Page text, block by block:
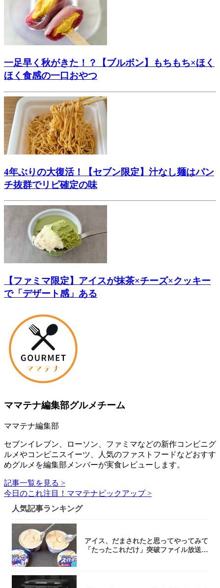
一足早く秋がきた！？【ブルボン】もちもち×ほく
ほく食感の一口おやつ
4年ぶりの大復活！【セブン限定】汁なし麺はパン
チ抜群でリピ確定の味
【ファミマ限定】アイスが抹茶×チーズ×クッキー
で「デザート感」ある
ママテナ編集部グルメチーム
ママテナ編集部
セブンイレブン、ローソン、ファミマなどの新作コンビニグ
ルメやコンビニスイーツ、人気のファストフードなどおすす
めグルメを編集部メンバーが実食レビューします。
記事一覧を見る >
今日のこれ注目！ママテナピックアップ >
人気記事ランキング
アイス、だまされたと思ってやってみて
「たったこれだけ」突破ファイル放送で